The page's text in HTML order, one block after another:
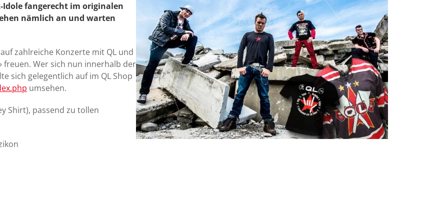
Idole fangerecht im originalen
nämlich an und warten
zahlreiche Konzerte mit QL und
Wer sich nun innerhalb der
sich gelegentlich auf im QL Shop
umsehen.
Shirt), passend zu tollen